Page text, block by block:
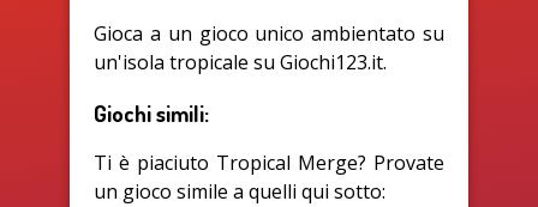
Gioca a un gioco unico ambientato su
un'isola tropicale su Giochi123.it.
Giochi simili:
Ti è piaciuto Tropical Merge? Provate
un gioco simile a quelli qui sotto: